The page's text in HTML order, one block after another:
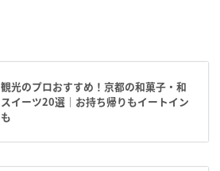
観光のプロおすすめ！京都の和菓子・和
スイーツ20選｜お持ち帰りもイートイン
も